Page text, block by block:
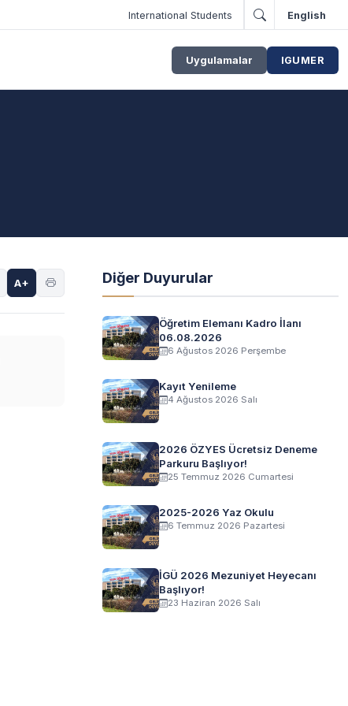
International Students English
Uygulamalar IGUMER
A+ Diğer Duyurular
Öğretim Elemanı Kadro İlanı
06.08.2026
6 Ağustos 2026 Perşembe
Kayıt Yenileme
4 Ağustos 2026 Salı
2026 ÖZYES Ücretsiz Deneme
Parkuru Başlıyor!
25 Temmuz 2026 Cumartesi
2025-2026 Yaz Okulu
6 Temmuz 2026 Pazartesi
İGÜ 2026 Mezuniyet Heyecanı
Başlıyor!
23 Haziran 2026 Salı